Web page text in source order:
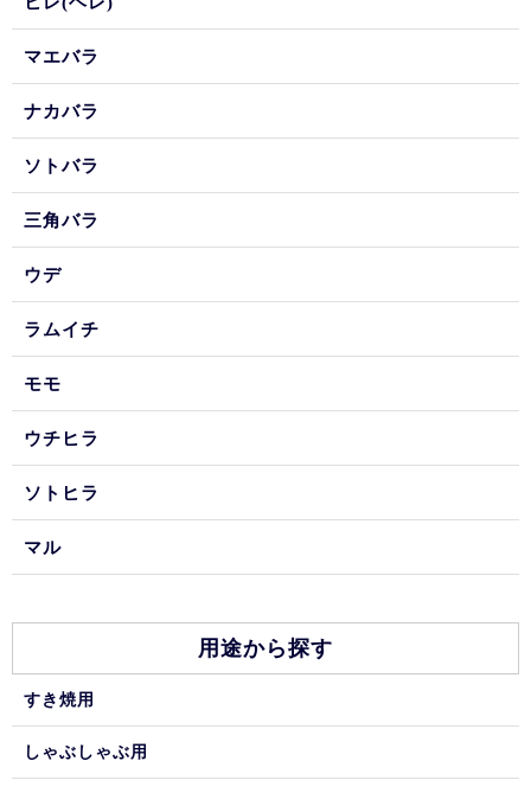
マエバラ
ナカバラ
ソトバラ
三角バラ
ウデ
ラムイチ
モモ
ウチヒラ
ソトヒラ
マル
用途から探す
すき焼用
しゃぶしゃぶ用